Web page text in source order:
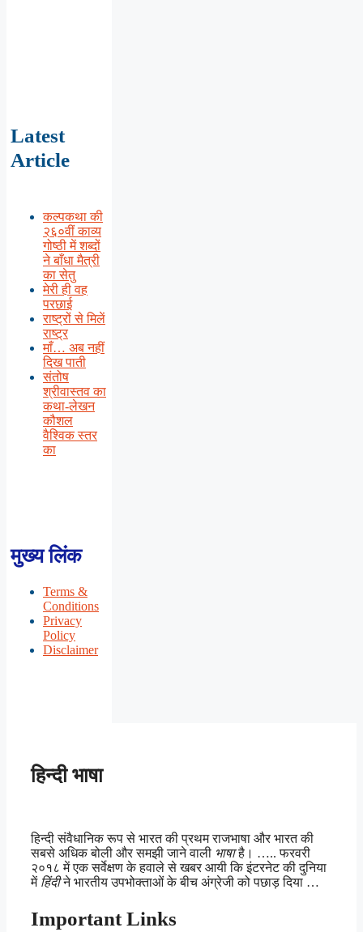
Latest
Article
कल्पकथा की
२६०वीं काव्य
गोष्ठी में शब्दों
ने बाँधा मैत्री
का सेतु
मेरी ही वह
परछाई
राष्ट्रों से मिलें
राष्ट्र
माँ… अब नहीं
दिख पाती
संतोष
श्रीवास्तव का
कथा-लेखन
कौशल
वैश्विक स्तर
का
मुख्य लिंक
Terms &
Conditions
Privacy
Policy
Disclaimer
हिन्दी भाषा
हिन्दी संवैधानिक रूप से भारत की प्रथम राजभाषा और भारत की
सबसे अधिक बोली और समझी जाने वाली भाषाहै। ….. फरवरी
२०१८ में एक सर्वेक्षण के हवाले से खबर आयी कि इंटरनेट की दुनिया
में हिंदीने भारतीय उपभोक्ताओं के बीच अंग्रेजी को पछाड़ दिया …
Important Links